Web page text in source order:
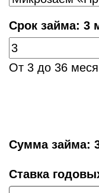
Срок займа: 3
От 3 до 36
Сумма займа:
Cтавка